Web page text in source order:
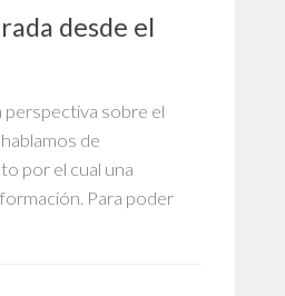
desde el
perspectiva sobre el
de
por el cual una
Para poder